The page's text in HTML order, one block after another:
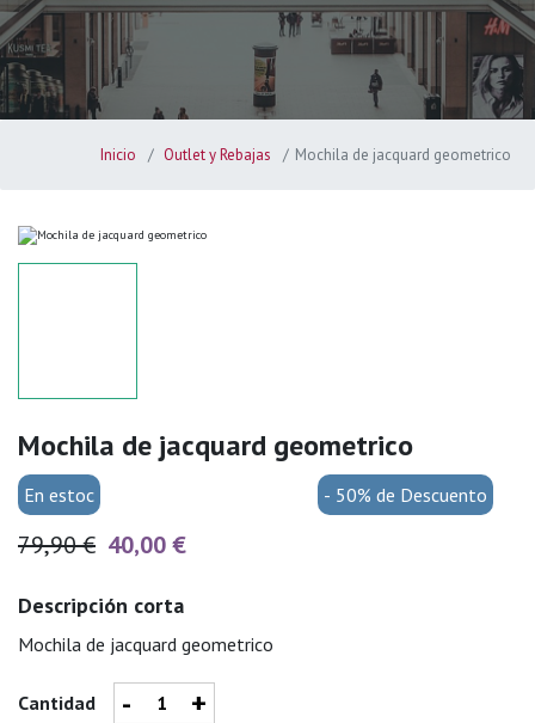
Inicio Outlet y Rebajas Mochila de jacquard geometrico
Mochila de jacquard geometrico
En estoc - 50% de Descuento
79,90 € 40,00 €
Descripción corta
Mochila de jacquard geometrico
Cantidad - +